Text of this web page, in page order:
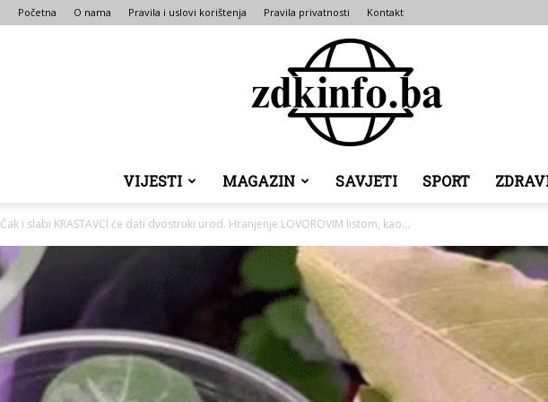
Početna O nama Pravila i uslovi korištenja Pravila privatnosti Kontakt
ZDK
INFO
VIJESTI MAGAZIN SAVJETI SPORT
Čak i slabi KRASTAVCI će dati dvostruki urod. Hranjenje LOVOROVIM listom, kao...